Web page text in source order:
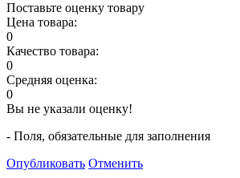
Поставьте оценку товару
Цена товара:
0
Качество товара:
0
Средняя оценка:
0
Вы не указали оценку!
- Поля, обязательные для заполнения
Опубликовать Отменить